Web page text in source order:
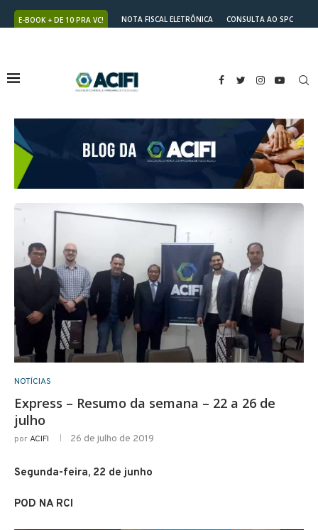
E-BOOK + DE 10 PRA VC! NOTA FISCAL ELETRÔNICA
CONSULTA AO SPC
NOTÍCIAS
Express – Resumo da semana – 22 a 26 de
julho
porACIFI 26 de julho de 2019
Segunda-feira, 22 de junho
POD NA RCI